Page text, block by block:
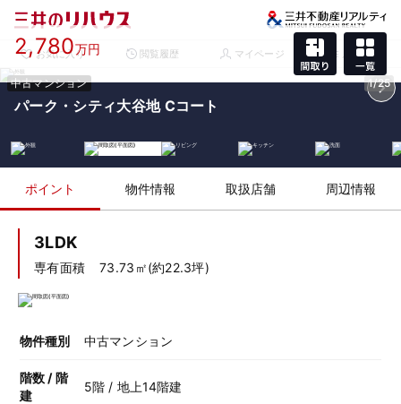
お気に入り 閲覧履歴 マイページ メニュー
中古マンション 1/25
2,780万円
パーク・シティ大谷地 Cコート
ポイント 物件情報 取扱店舗 周辺情報
3LDK
専有面積 73.73㎡(約22.3坪)
物件種別 中古マンション
階数 / 階
建
5階 / 地上14階建